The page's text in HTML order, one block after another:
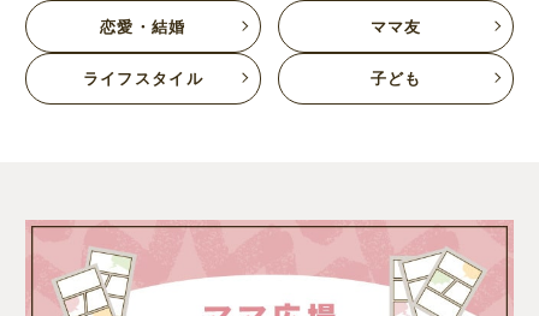
恋愛・結婚 ママ友
ライフスタイル 子ども